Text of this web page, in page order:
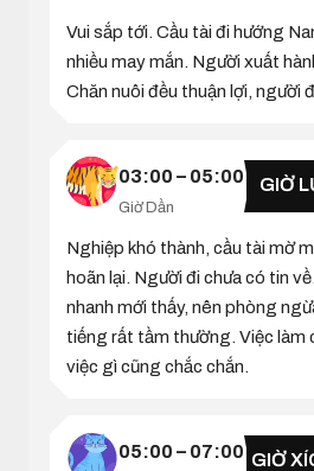
Vui sắp tới. Cầu tài đi hướng
nhiều may mắn. Người xuất
Chăn nuôi đều thuận lợi, người
03:00 – 05:00
Giờ Dần
GIỜ
Nghiệp khó thành, cầu tài mờ
hoãn lại. Người đi chưa có tin
nhanh mới thấy, nên phòng
tiếng rất tầm thường. Việc làm
việc gì cũng chắc chắn.
05:00 – 07:00 GIỜ